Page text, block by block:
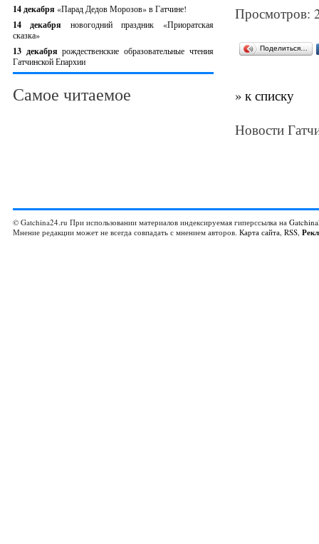
14 декабря «Парад Дедов Морозов» в Гатчине!
14 декабря новогодний праздник «Приоратская
сказка»
13 декабрярождественские образовательные чтения
Гатчинской Епархии
Самое читаемое
Просмотров:
Поделиться…
» к списку
Новости
© Gatchina24.ru При использовании материалов индексируемая гиперссылка на
Мнение редакции может не всегда совпадать с мнением авторов. Карта сайта, RSS,